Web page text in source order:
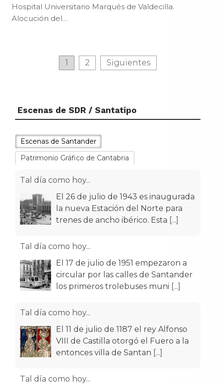
Hospital Universitario Marqués de Valdecilla.
Alocución del…
1 2 Siguientes
Escenas de SDR / Santatipo
Escenas de Santander
Patrimonio Gráfico de Cantabria
Tal día como hoy...
El 26 de julio de 1943 es inaugurada
la nueva Estación del Norte para
trenes de ancho ibérico. Esta [...]
Tal día como hoy...
El 17 de julio de 1951 empezaron a
circular por las calles de Santander
los primeros trolebuses muni [...]
Tal día como hoy...
El 11 de julio de 1187 el rey Alfonso
VIII de Castilla otorgó el Fuero a la
entonces villa de Santan [...]
Tal día como hoy...